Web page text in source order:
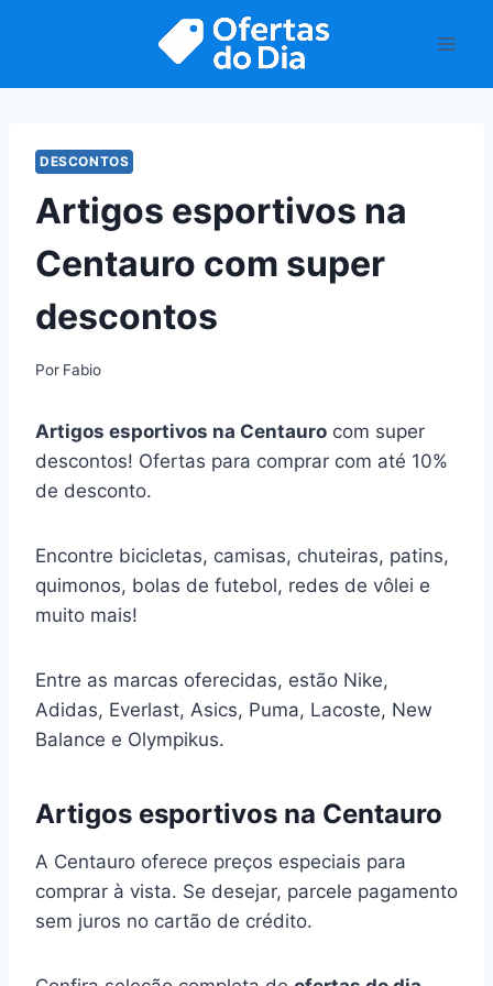
DESCONTOS
Artigos esportivos na
Centauro com super
descontos
Por Fabio
Artigos esportivos na Centauro com super
descontos! Ofertas para comprar com até 10%
de desconto.
Encontre bicicletas, camisas, chuteiras, patins,
quimonos, bolas de futebol, redes de vôlei e
muito mais!
Entre as marcas oferecidas, estão Nike,
Adidas, Everlast, Asics, Puma, Lacoste, New
Balance e Olympikus.
Artigos esportivos na Centauro
A Centauro oferece preços especiais para
comprar à vista. Se desejar, parcele pagamento
sem juros no cartão de crédito.